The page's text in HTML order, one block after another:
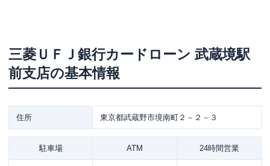
三菱ＵＦＪ銀行カードローン 武蔵境駅
前支店の基本情報
住所 東京都武蔵野市境南町２－２－３
駐車場 ATM 24時間営業